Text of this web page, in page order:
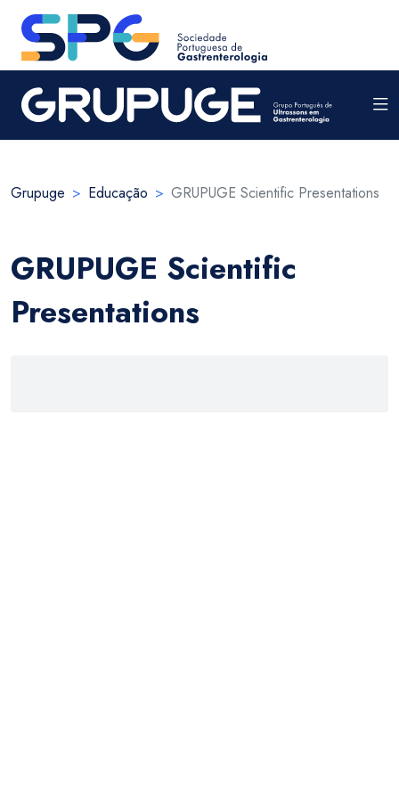
Grupuge Educação GRUPUGE Scientific Presentations
GRUPUGE Scientific
Presentations